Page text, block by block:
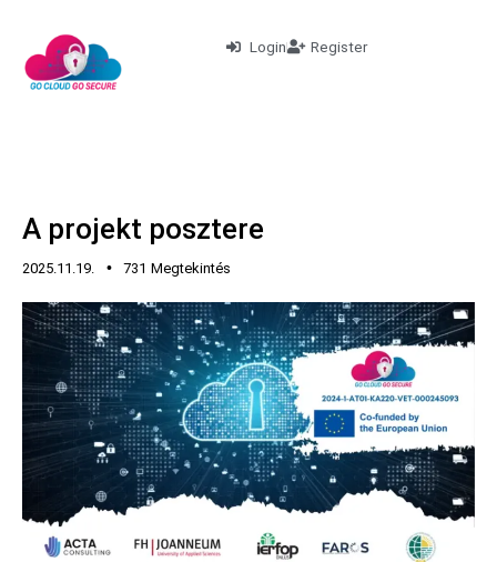
Login Register
A projekt posztere
2025.11.19. 731 Megtekintés